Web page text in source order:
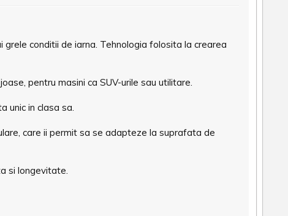
conditii de iarna. Tehnologia folosita la crearea
pentru masini ca SUV-urile sau utilitare.
unic in clasa sa.
care ii permit sa se adapteze la suprafata de
si longevitate.